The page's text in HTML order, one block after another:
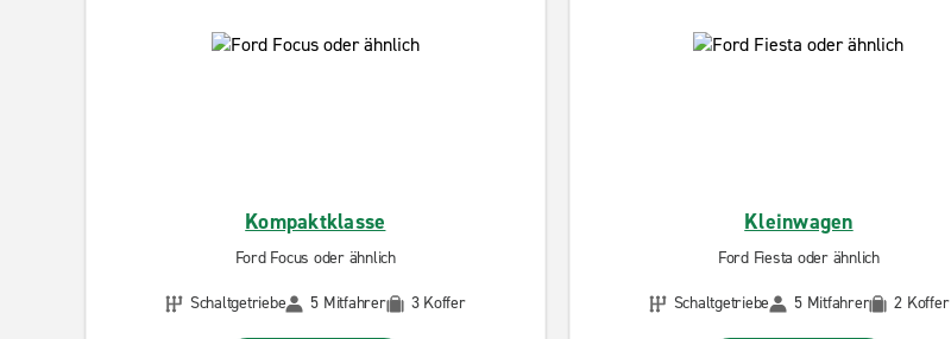
Kompaktklasse
Ford Focus oder ähnlich
Schaltgetriebe
5 Mitfahrer 3 Koffer
Kleinwagen
Ford Fiesta oder ähnlich
Schaltgetriebe
5 Mitfahrer 2 Koffer